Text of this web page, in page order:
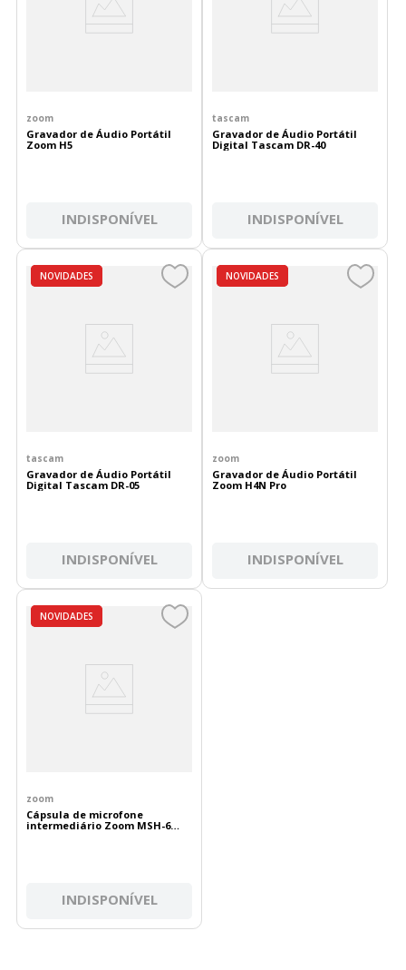
zoom
Gravador de Áudio Portátil
Zoom H5
INDISPONÍVEL
tascam
Gravador de Áudio Portátil
Digital Tascam DR-40
INDISPONÍVEL
DESTAQUES
NOVIDADES
tascam
Gravador de Áudio Portátil
Digital Tascam DR-05
INDISPONÍVEL
DESTAQUES
NOVIDADES
zoom
Gravador de Áudio Portátil
Zoom H4N Pro
INDISPONÍVEL
DESTAQUES
NOVIDADES
zoom
Cápsula de microfone
intermediário Zoom MSH-6
INDISPONÍVEL